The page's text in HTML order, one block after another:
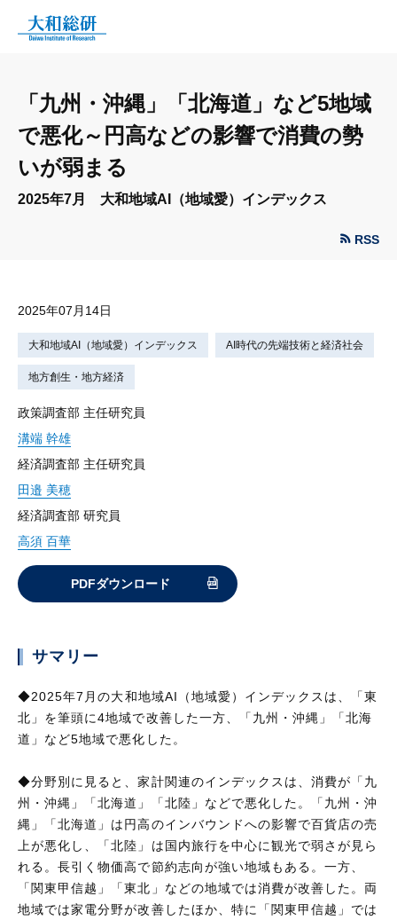
「九州・沖縄」「北海道」など5地域
で悪化～円高などの影響で消費の勢
いが弱まる
2025年7月 大和地域AI（地域愛）インデックス
RSS
2025年07月14日
大和地域AI（地域愛）インデックス AI時代の先端技術と経済社会
地方創生・地方経済
政策調査部 主任研究員
溝端 幹雄
経済調査部 主任研究員
田邉 美穂
経済調査部 研究員
高須 百華
PDFダウンロード
サマリー
◆2025年7月の大和地域AI（地域愛）インデックスは、「東
北」を筆頭に4地域で改善した一方、「九州・沖縄」「北海
道」など5地域で悪化した。
◆分野別に見ると、家計関連のインデックスは、消費が「九
州・沖縄」「北海道」「北陸」などで悪化した。「九州・沖
縄」「北海道」は円高のインバウンドへの影響で百貨店の売
上が悪化し、「北陸」は国内旅行を中心に観光で弱さが見ら
れる。長引く物価高で節約志向が強い地域もある。一方、
「関東甲信越」「東北」などの地域では消費が改善した。両
地域では家電分野が改善したほか、特に「関東甲信越」では